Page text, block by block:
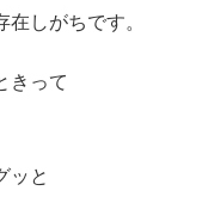
しがちです。
きって
ッと